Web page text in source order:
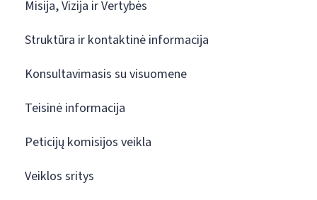
Misija, Vizija ir Vertybės
Struktūra ir kontaktinė informacija
Konsultavimasis su visuomene
Teisinė informacija
Peticijų komisijos veikla
Veiklos sritys